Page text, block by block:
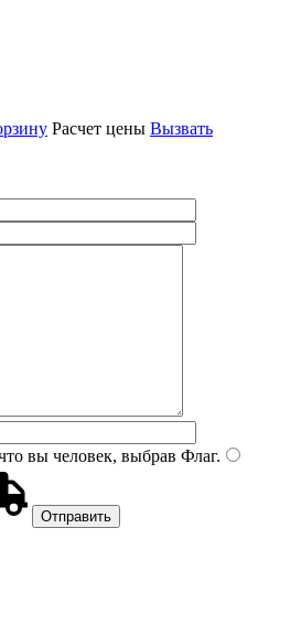
Расчет цены Вызвать
вы человек, выбрав Флаг.